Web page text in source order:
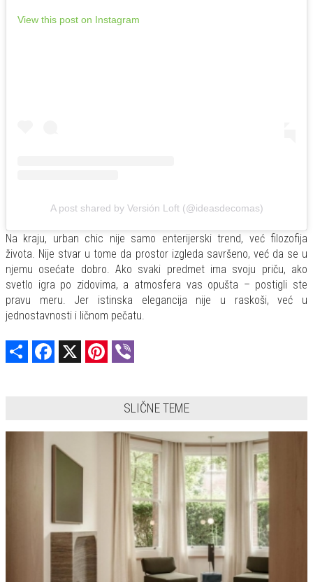
View this post on Instagram
A post shared by Versión Loft (@ideasdecomas)
Na kraju, urban chic nije samo enterijerski trend, već filozofija
života. Nije stvar u tome da prostor izgleda savršeno, već da se u
njemu osećate dobro. Ako svaki predmet ima svoju priču, ako
svetlo igra po zidovima, a atmosfera vas opušta – postigli ste
pravu meru. Jer istinska elegancija nije u raskoši, već u
jednostavnosti i ličnom pečatu.
Share Facebook Pinterest
SLIČNE TEME